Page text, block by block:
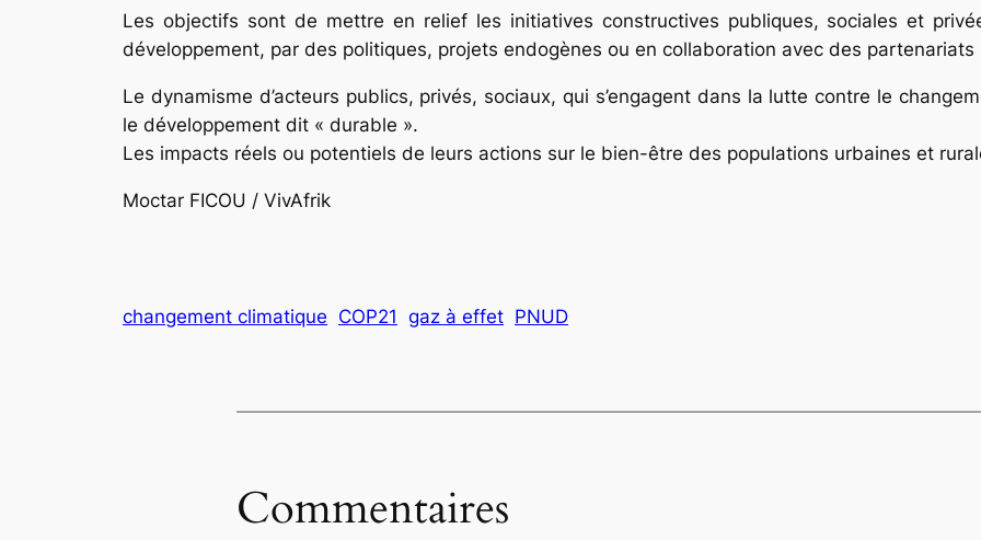
Les objectifs sont de mettre en relief les initiatives constructives publiques, sociales et
développement, par des politiques, projets endogènes ou en collaboration avec des
Le dynamisme d’acteurs publics, privés, sociaux, qui s’engagent dans la lutte contre le
le développement dit « durable ».
Les impacts réels ou potentiels de leurs actions sur le bien-être des populations urbaines et
Moctar FICOU / VivAfrik
changement climatique COP21 gaz à effet PNUD
Commentaires